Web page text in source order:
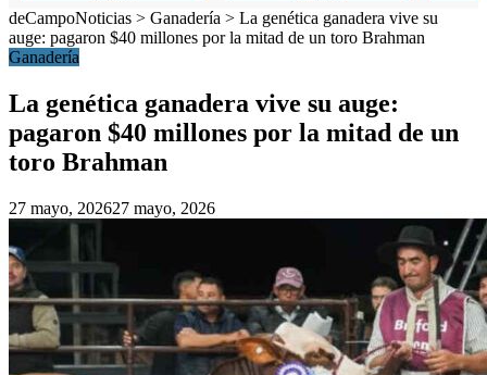
deCampoNoticias > Ganadería > La genética ganadera vive su
auge: pagaron $40 millones por la mitad de un toro Brahman
Ganadería
La genética ganadera vive su auge:
pagaron $40 millones por la mitad de un
toro Brahman
27 mayo, 202627 mayo, 2026